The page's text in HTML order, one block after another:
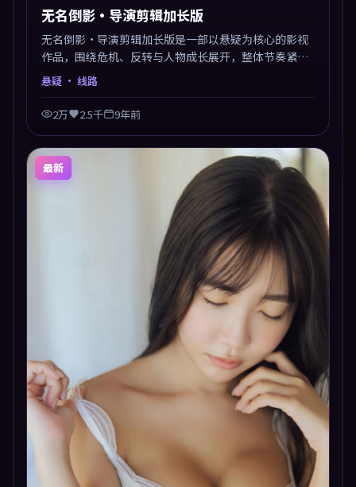
无名倒影·导演剪辑加长版
无名倒影·导演剪辑加长版是一部以悬疑为核心的影视
作品，围绕危机、反转与人物成长展开，整体节奏紧
凑，值得推荐观看。
悬疑 · 线路
2万 2.5千 9年前
最新